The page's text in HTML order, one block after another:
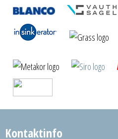
Kontaktinfo